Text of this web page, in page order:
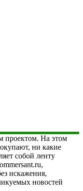
проектом. На этом
ни какие
собой ленту
искажения,
новостей